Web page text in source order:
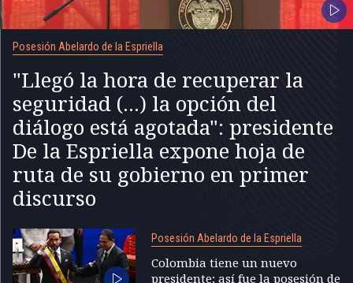
Posesión Abelardo de la Espriella
"Llegó la hora de recuperar la
seguridad (...) la opción del
diálogo está agotada": presidente
De la Espriella expone hoja de
ruta de su gobierno en primer
discurso
Posesión Abelardo de la Espriella
Colombia tiene un nuevo
presidente; así fue la posesión de